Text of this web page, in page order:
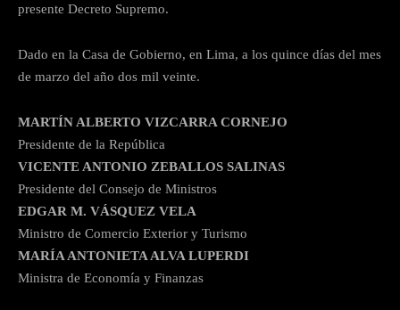
presente Decreto Supremo.
Dado en la Casa de Gobierno, en Lima, a los quince días del mes
de marzo del año dos mil veinte.
MARTÍN ALBERTO VIZCARRA CORNEJO
Presidente de la República
VICENTE ANTONIO ZEBALLOS SALINAS
Presidente del Consejo de Ministros
EDGAR M. VÁSQUEZ VELA
Ministro de Comercio Exterior y Turismo
MARÍA ANTONIETA ALVA LUPERDI
Ministra de Economía y Finanzas